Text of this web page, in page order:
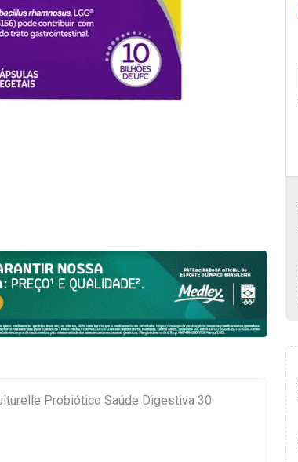
Probiótico Saúde Digestiva 30